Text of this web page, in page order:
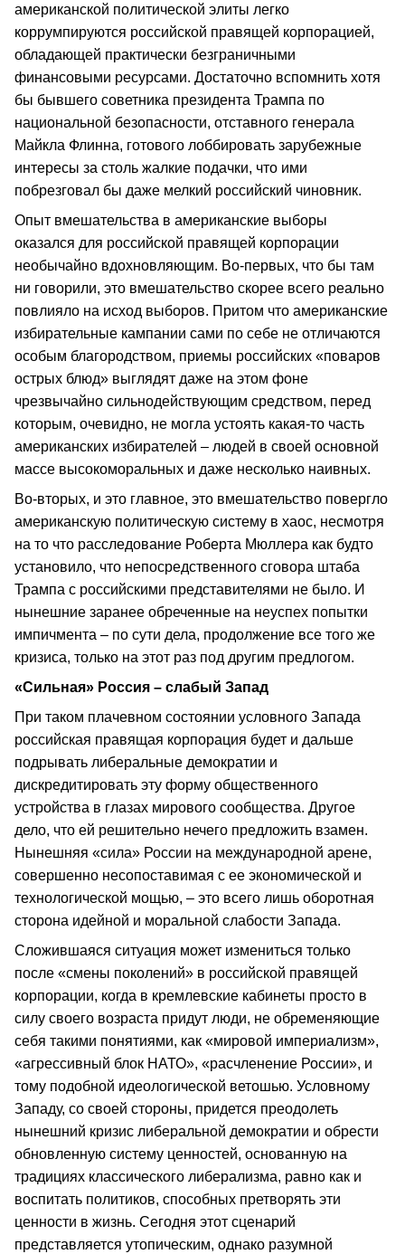
американской политической элиты легко
коррумпируются российской правящей корпорацией,
обладающей практически безграничными
финансовыми ресурсами. Достаточно вспомнить хотя
бы бывшего советника президента Трампа по
национальной безопасности, отставного генерала
Майкла Флинна, готового лоббировать зарубежные
интересы за столь жалкие подачки, что ими
побрезговал бы даже мелкий российский чиновник.
Опыт вмешательства в американские выборы
оказался для российской правящей корпорации
необычайно вдохновляющим. Во‑первых, что бы там
ни говорили, это вмешательство скорее всего реально
повлияло на исход выборов. Притом что американские
избирательные кампании сами по себе не отличаются
особым благородством, приемы российских «поваров
острых блюд» выглядят даже на этом фоне
чрезвычайно сильнодействующим средством, перед
которым, очевидно, не могла устоять какая‑то часть
американских избирателей – людей в своей основной
массе высокоморальных и даже несколько наивных.
Во‑вторых, и это главное, это вмешательство повергло
американскую политическую систему в хаос, несмотря
на то что расследование Роберта Мюллера как будто
установило, что непосредственного сговора штаба
Трампа с российскими представителями не было. И
нынешние заранее обреченные на неуспех попытки
импичмента – по сути дела, продолжение все того же
кризиса, только на этот раз под другим предлогом.
«Сильная» Россия – слабый Запад
При таком плачевном состоянии условного Запада
российская правящая корпорация будет и дальше
подрывать либеральные демократии и
дискредитировать эту форму общественного
устройства в глазах мирового сообщества. Другое
дело, что ей решительно нечего предложить взамен.
Нынешняя «сила» России на международной арене,
совершенно несопоставимая с ее экономической и
технологической мощью, – это всего лишь оборотная
сторона идейной и моральной слабости Запада.
Сложившаяся ситуация может измениться только
после «смены поколений» в российской правящей
корпорации, когда в кремлевские кабинеты просто в
силу своего возраста придут люди, не обременяющие
себя такими понятиями, как «мировой империализм»,
«агрессивный блок НАТО», «расчленение России», и
тому подобной идеологической ветошью. Условному
Западу, со своей стороны, придется преодолеть
нынешний кризис либеральной демократии и обрести
обновленную систему ценностей, основанную на
традициях классического либерализма, равно как и
воспитать политиков, способных претворять эти
ценности в жизнь. Сегодня этот сценарий
представляется утопическим, однако разумной